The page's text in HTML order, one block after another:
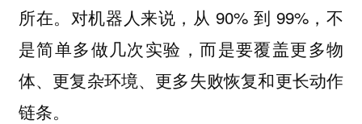
所在。对机器人来说，从 90% 到 99%，不
是简单多做几次实验，而是要覆盖更多物
体、更复杂环境、更多失败恢复和更长动作
链条。